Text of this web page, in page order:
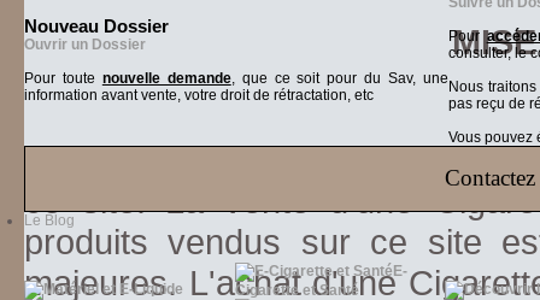
Nouveau Dossier
Ouvrir un Dossier
Pour toute nouvelle demande, que ce soit pour du Sav, une
information avant vente, votre droit de rétractation, etc
Pour
consulter, le
Nous
pas reçu de
Vous pouvez
Le Blog
E-
Cigarette et Santé
Vous reconnaissez être âgé de
ce site. La vente d'une
produits vendus sur ce site
majeures. L'achat d'une